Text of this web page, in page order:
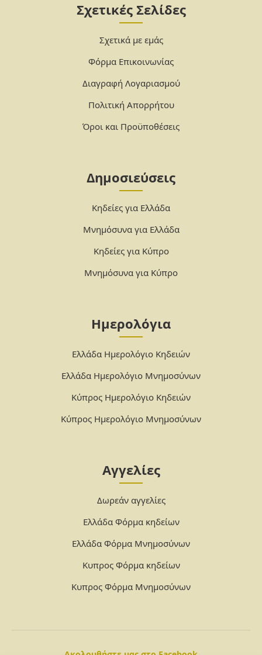
Σχετικές Σελίδες
Σχετικά με εμάς
Φόρμα Επικοινωνίας
Διαγραφή Λογαριασμού
Πολιτική Απορρήτου
Όροι και Προϋποθέσεις
Δημοσιεύσεις
Κηδείες για Ελλάδα
Μνημόσυνα για Ελλάδα
Κηδείες για Κύπρο
Μνημόσυνα για Κύπρο
Ημερολόγια
Ελλάδα Ημερολόγιο Κηδειών
Ελλάδα Ημερολόγιο Μνημοσύνων
Κύπρος Ημερολόγιο Κηδειών
Κύπρος Ημερολόγιο Μνημοσύνων
Αγγελίες
Δωρεάν αγγελίες
Ελλάδα Φόρμα κηδείων
Ελλάδα Φόρμα Μνημοσύνων
Κυπρος Φόρμα κηδείων
Κυπρος Φόρμα Μνημοσύνων